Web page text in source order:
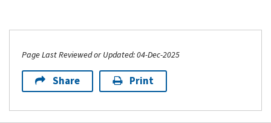
Page Last Reviewed or Updated: 04-Dec-2025
Share Print